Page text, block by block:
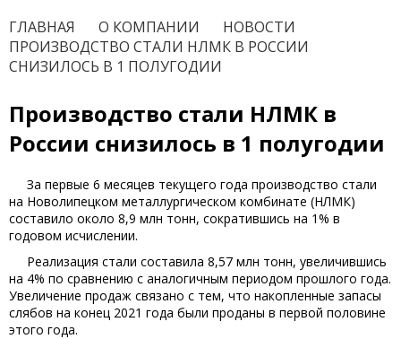
ГЛАВНАЯ О КОМПАНИИ НОВОСТИ
ПРОИЗВОДСТВО СТАЛИ НЛМК В РОССИИ
СНИЗИЛОСЬ В 1 ПОЛУГОДИИ
Производство стали НЛМК в
России снизилось в 1 полугодии
За первые 6 месяцев текущего года производство стали
на Новолипецком металлургическом комбинате (НЛМК)
составило около 8,9 млн тонн, сократившись на 1% в
годовом исчислении.
Реализация стали составила 8,57 млн тонн, увеличившись
на 4% по сравнению с аналогичным периодом прошлого года.
Увеличение продаж связано с тем, что накопленные запасы
слябов на конец 2021 года были проданы в первой половине
этого года.